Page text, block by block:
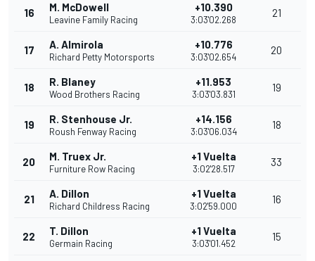
16 M. McDowell
Leavine Family Racing
+10.390
3:03'02.268
21
17 A. Almirola
Richard Petty Motorsports
+10.776
3:03'02.654
20
18 R. Blaney
Wood Brothers Racing
+11.953
3:03'03.831
19
19 R. Stenhouse Jr.
Roush Fenway Racing
+14.156
3:03'06.034
18
20 M. Truex Jr.
Furniture Row Racing
+1 Vuelta
3:02'28.517
33
21 A. Dillon
Richard Childress Racing
+1 Vuelta
3:02'59.000
16
22 T. Dillon
Germain Racing
+1 Vuelta
3:03'01.452
15